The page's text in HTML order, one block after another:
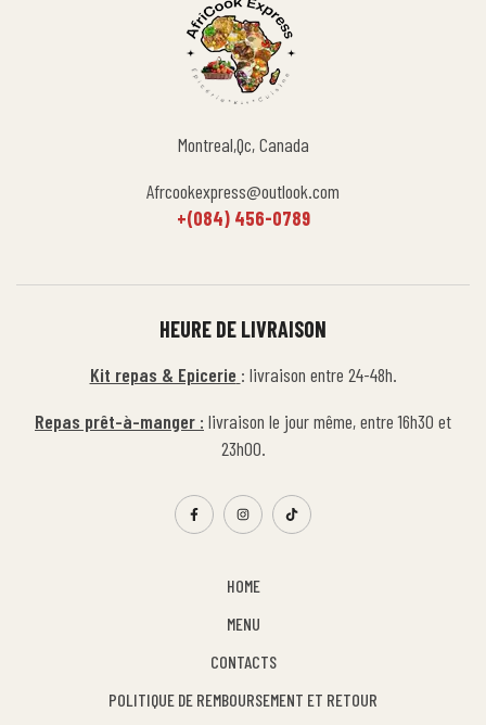
Montreal,Qc, Canada
Afrcookexpress@outlook.com
+(084) 456-0789
HOME
MENU
CONTACTS
POLITIQUE DE REMBOURSEMENT ET RETOUR
HEURE DE LIVRAISON
Kit repas & Epicerie : livraison entre 24-48h.
Repas prêt-à-manger : livraison le jour même, entre 16h30 et
23h00.